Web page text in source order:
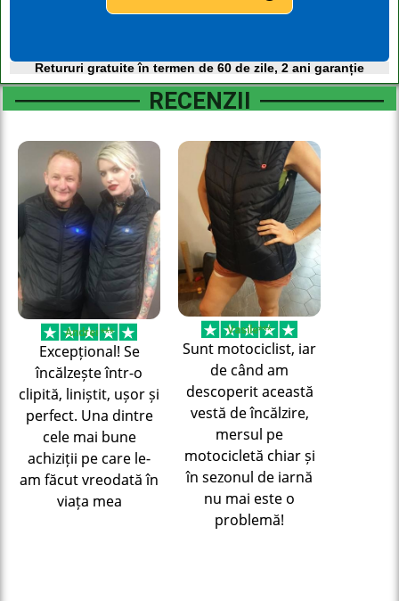
Retururi gratuite în termen de 60 de zile, 2 ani garanție
RECENZII
Andrei ***
Excepțional! Se
încălzește într-o
clipită, liniștit, ușor și
perfect. Una dintre
cele mai bune
achiziții pe care le-
am făcut vreodată în
viața mea
Vasile***
Sunt motociclist, iar
de când am
descoperit această
vestă de încălzire,
mersul pe
motocicletă chiar și
în sezonul de iarnă
nu mai este o
problemă!